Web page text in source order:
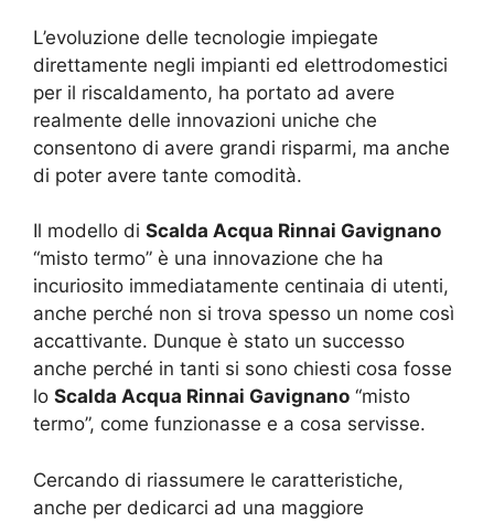
L’evoluzione delle tecnologie impiegate
direttamente negli impianti ed elettrodomestici
per il riscaldamento, ha portato ad avere
realmente delle innovazioni uniche che
consentono di avere grandi risparmi, ma anche
di poter avere tante comodità.
Il modello di Scalda Acqua Rinnai Gavignano
“misto termo” è una innovazione che ha
incuriosito immediatamente centinaia di utenti,
anche perché non si trova spesso un nome così
accattivante. Dunque è stato un successo
anche perché in tanti si sono chiesti cosa fosse
lo Scalda Acqua Rinnai Gavignano “misto
termo”, come funzionasse e a cosa servisse.
Cercando di riassumere le caratteristiche,
anche per dedicarci ad una maggiore